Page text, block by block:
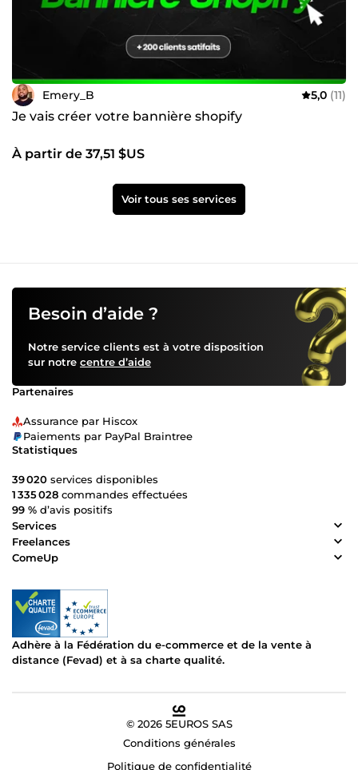
Emery_B 5,0 (11)
Je vais créer votre bannière shopify
À partir de 37,51 $US
Voir tous ses services
Besoin d’aide ?
Notre service clients est à votre disposition
sur notre centre d’aide
Partenaires
Assurance par Hiscox
Paiements par PayPal Braintree
Statistiques
39 020 services disponibles
1 335 028 commandes effectuées
99 % d’avis positifs
Services
Freelances
ComeUp
Adhère à la Fédération du e-commerce et de la vente à
distance (Fevad) et à sa charte qualité.
© 2026 5EUROS SAS
Conditions générales
Politique de confidentialité